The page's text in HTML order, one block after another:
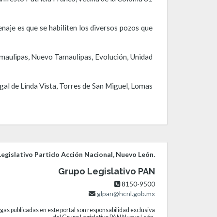
es que se habiliten los diversos pozos que
Nuevo Tamaulipas, Evolución, Unidad
de Linda Vista, Torres de San Miguel, Lomas
Partido Acción Nacional, Nuevo León.
Grupo Legislativo PAN
8150-9500
glpan@hcnl.gob.mx
publicadas en este portal son responsabilidad exclusiva